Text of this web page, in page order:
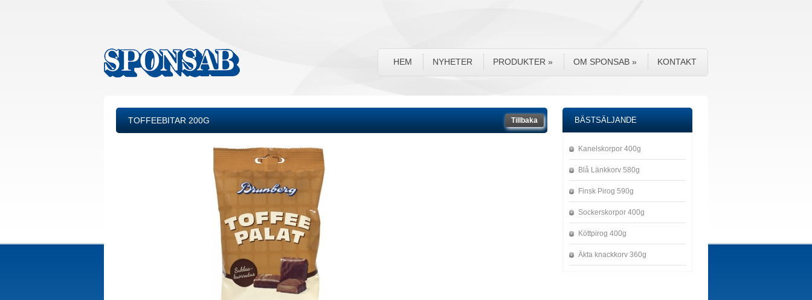
HEM NYHETER PRODUKTER » OM SPONSAB » KONTAKT
Tillbaka
TOFFEEBITAR 200G BÄSTSÄLJANDE
Kanelskorpor 400g
Blå Länkkorv 580g
Finsk Pirog 590g
Sockerskorpor 400g
Köttpirog 400g
Äkta knackkorv 360g